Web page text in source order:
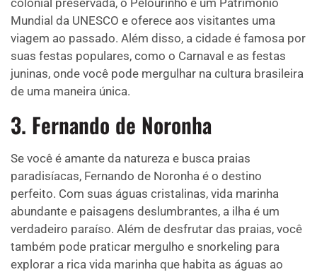
colonial preservada, o Pelourinho é um Patrimônio
Mundial da UNESCO e oferece aos visitantes uma
viagem ao passado. Além disso, a cidade é famosa por
suas festas populares, como o Carnaval e as festas
juninas, onde você pode mergulhar na cultura brasileira
de uma maneira única.
3. Fernando de Noronha
Se você é amante da natureza e busca praias
paradisíacas, Fernando de Noronha é o destino
perfeito. Com suas águas cristalinas, vida marinha
abundante e paisagens deslumbrantes, a ilha é um
verdadeiro paraíso. Além de desfrutar das praias, você
também pode praticar mergulho e snorkeling para
explorar a rica vida marinha que habita as águas ao